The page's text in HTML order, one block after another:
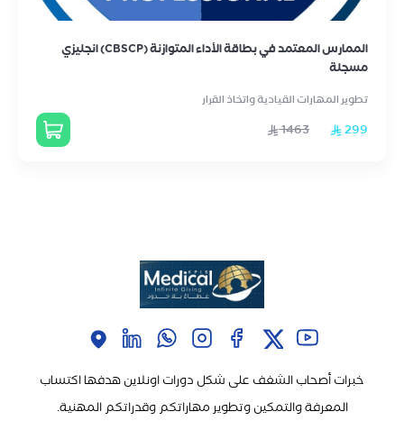
الممارس المعتمد في بطاقة الأداء المتوازنة (CBSCP) انجليزي
مسجلة
تطوير المهارات القيادية واتخاذ القرار
299
1463
خبرات أصحاب الشغف على شكل دورات اونلاين هدفها اكتساب
المعرفة والتمكين وتطوير مهاراتكم وقدراتكم المهنية.